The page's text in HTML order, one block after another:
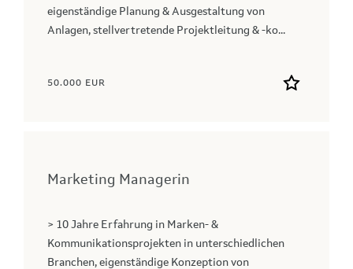
eigenständige Planung & Ausgestaltung von
Anlagen, stellvertretende Projektleitung & -ko...
50.000 EUR
Marketing Managerin
> 10 Jahre Erfahrung in Marken- &
Kommunikationsprojekten in unterschiedlichen
Branchen, eigenständige Konzeption von